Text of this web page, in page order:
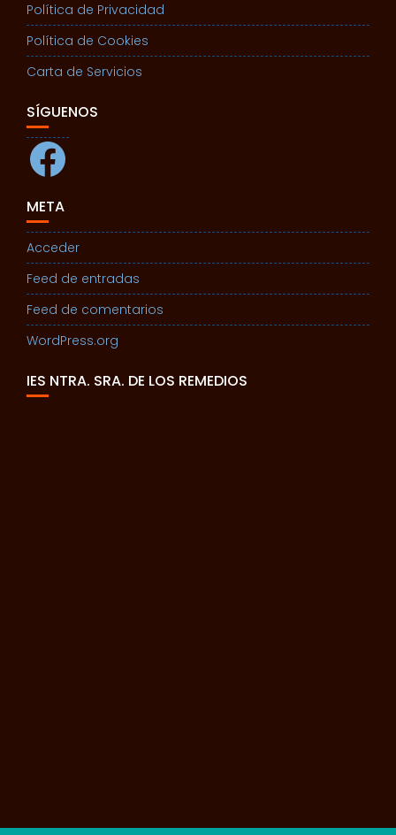
Política de Privacidad
Política de Cookies
Carta de Servicios
SÍGUENOS
Facebook
META
Acceder
Feed de entradas
Feed de comentarios
WordPress.org
IES NTRA. SRA. DE LOS REMEDIOS